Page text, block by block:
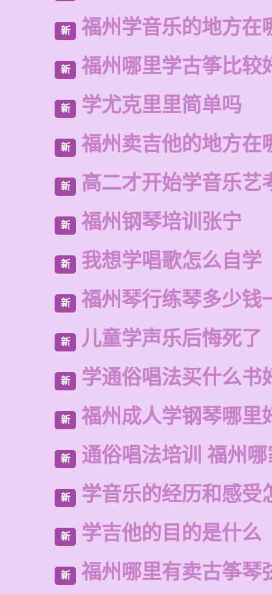
新 福州学音乐的地方在
新 福州哪里学古筝比较
新 学尤克里里简单吗
新 福州卖吉他的地方在
新 高二才开始学音乐艺
新 福州钢琴培训张宁
新 我想学唱歌怎么自学
新 福州琴行练琴多少钱
新 儿童学声乐后悔死了
新 学通俗唱法买什么书
新 福州成人学钢琴哪里
新 通俗唱法培训 福州
新 学音乐的经历和感受
新 学吉他的目的是什么
新 福州哪里有卖古筝琴